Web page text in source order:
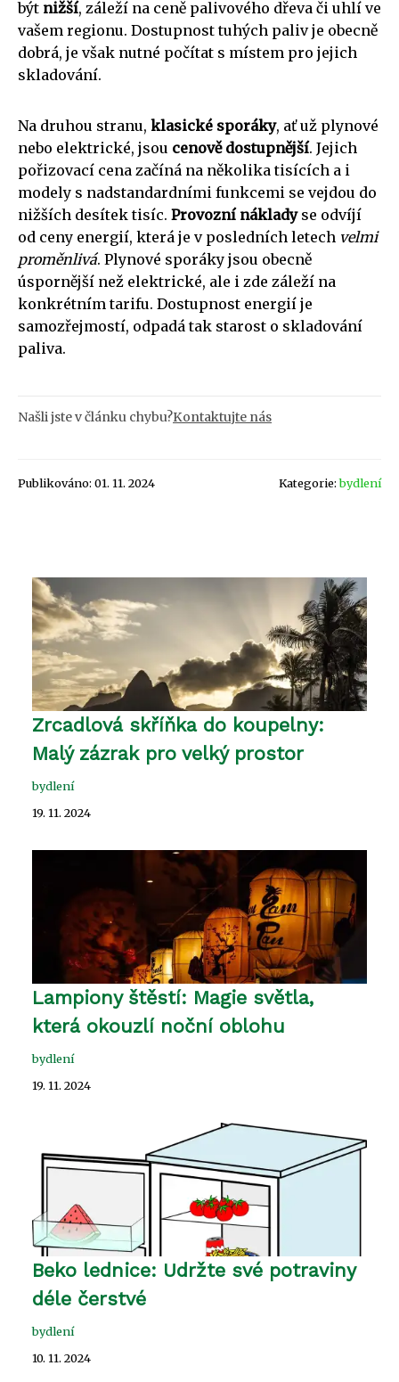
být nižší, záleží na ceně palivového dřeva či uhlí ve
vašem regionu. Dostupnost tuhých paliv je obecně
dobrá, je však nutné počítat s místem pro jejich
skladování.
Na druhou stranu, klasické sporáky, ať už plynové
nebo elektrické, jsou cenově dostupnější. Jejich
pořizovací cena začíná na několika tisících a i
modely s nadstandardními funkcemi se vejdou do
nižších desítek tisíc. Provozní nákladyse odvíjí
od ceny energií, která je v posledních letech velmi
proměnlivá. Plynové sporáky jsou obecně
úspornější než elektrické, ale i zde záleží na
konkrétním tarifu. Dostupnost energií je
samozřejmostí, odpadá tak starost o skladování
paliva.
Našli jste v článku chybu?Kontaktujte nás
Publikováno: 01. 11. 2024 Kategorie:bydlení
Zrcadlová skříňka do koupelny:
Malý zázrak pro velký prostor
bydlení
19. 11. 2024
Lampiony štěstí: Magie světla,
která okouzlí noční oblohu
bydlení
19. 11. 2024
Beko lednice: Udržte své potraviny
déle čerstvé
bydlení
10. 11. 2024